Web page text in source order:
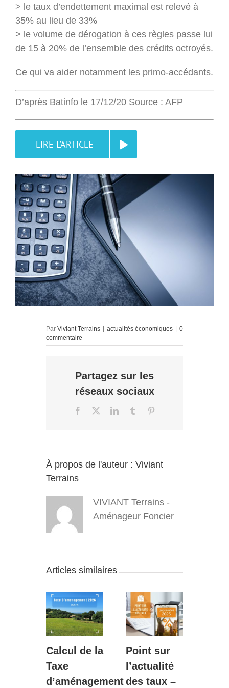
> le taux d’endettement maximal est relevé à
35% au lieu de 33%
> le volume de dérogation à ces règles passe lui
de 15 à 20% de l’ensemble des crédits octroyés.
Ce qui va aider notamment les primo-accédants.
D’après Batinfo le 17/12/20 Source : AFP
LIRE L’ARTICLE
Par Viviant Terrains | actualités économiques | 0
commentaire
Partagez sur les
réseaux sociaux
Facebook LinkedInTumblr
À propos de l'auteur : Viviant
Terrains
VIVIANT Terrains -
Aménageur Foncier
Articles similaires
Calcul de la
Taxe
d’aménagement
Point sur
l’actualité
des taux –